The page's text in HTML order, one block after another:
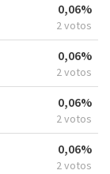
0,06%
2 votos
0,06%
2 votos
0,06%
2 votos
0,06%
2 votos